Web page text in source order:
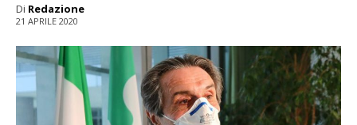
Di Redazione
21 APRILE 2020